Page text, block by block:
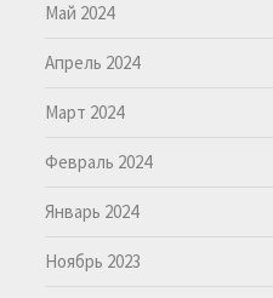
Май 2024
Апрель 2024
Март 2024
Февраль 2024
Январь 2024
Ноябрь 2023